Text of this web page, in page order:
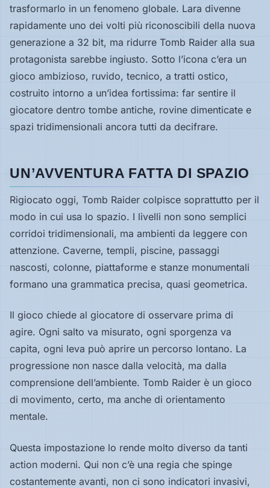
Computer
Arcade
trasformarlo in un fenomeno globale. Lara divenne
rapidamente uno dei volti più riconoscibili della nuova
generazione a 32 bit, ma ridurre Tomb Raider alla sua
protagonista sarebbe ingiusto. Sotto l’icona c’era un
gioco ambizioso, ruvido, tecnico, a tratti ostico,
costruito intorno a un’idea fortissima: far sentire il
giocatore dentro tombe antiche, rovine dimenticate e
spazi tridimensionali ancora tutti da decifrare.
UN’AVVENTURA FATTA DI SPAZIO
Rigiocato oggi, Tomb Raider colpisce soprattutto per il
modo in cui usa lo spazio. I livelli non sono semplici
corridoi tridimensionali, ma ambienti da leggere con
attenzione. Caverne, templi, piscine, passaggi
nascosti, colonne, piattaforme e stanze monumentali
formano una grammatica precisa, quasi geometrica.
Il gioco chiede al giocatore di osservare prima di
agire. Ogni salto va misurato, ogni sporgenza va
capita, ogni leva può aprire un percorso lontano. La
progressione non nasce dalla velocità, ma dalla
comprensione dell’ambiente. Tomb Raider è un gioco
di movimento, certo, ma anche di orientamento
mentale.
Questa impostazione lo rende molto diverso da tanti
action moderni. Qui non c’è una regia che spinge
costantemente avanti, non ci sono indicatori invasivi,